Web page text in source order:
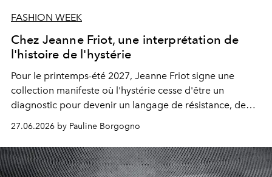
FASHION WEEK
Chez Jeanne Friot, une interprétation de
l'histoire de l'hystérie
Pour le printemps-été 2027, Jeanne Friot signe une
collection manifeste où l'hystérie cesse d'être un
diagnostic pour devenir un langage de résistance, de
27.06.2026 by Pauline Borgogno